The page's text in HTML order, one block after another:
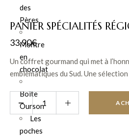
des
Pères
Montre
en
chocolat
Boîte
Ourson
Les
poches
PANIER SPÉCIALITÉS
33.90€
Un coffret gourmand qui met à
emblématiques du Sud. Une
à partager ou à offrir, idéale pour
l’Occitanie et de la Provence.